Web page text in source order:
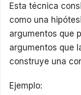
Esta técnica
como una
argumentos que
argumentos que
construye una
Ejemplo: